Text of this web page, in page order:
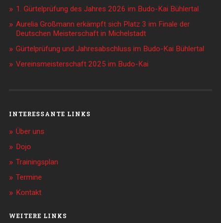
1. Gürtelprüfung des Jahres 2026 im Budo-Kai Bühlertal
Aurelia Großmann erkämpft sich Platz 3 im Finale der
Deutschen Meisterschaft in Michelstadt
Gürtelprüfung und Jahresabschluss im Budo-Kai Bühlertal
Vereinsmeisterschaft 2025 im Budo-Kai
INTERESSANTE LINKS
Über uns
Dojo
Trainingsplan
Termine
Kontakt
WEITERE LINKS